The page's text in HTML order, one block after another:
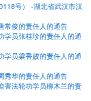
号） -湖北省武汉市汉
常俊的责任人的通告
学员张桂珍的责任人的通
学员梁香姣的责任人的通
秀华的责任人的通告
害法轮功学员柳木兰的责